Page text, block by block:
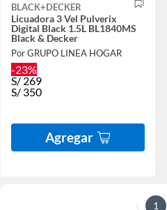
BLACK+DECKER
Licuadora 3 Vel Pulverix
Digital Black 1.5L BL1840MS
Black & Decker
Por GRUPO LINEA HOGAR
-23%
S/269
S/ 350
Agregar
1